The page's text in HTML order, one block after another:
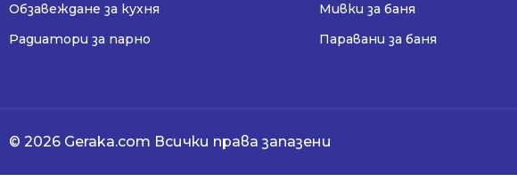
Обзавеждане за кухня
Радиатори за парно
Мивки за баня
Паравани за баня
© 2026 Geraka.com Всички права запазени